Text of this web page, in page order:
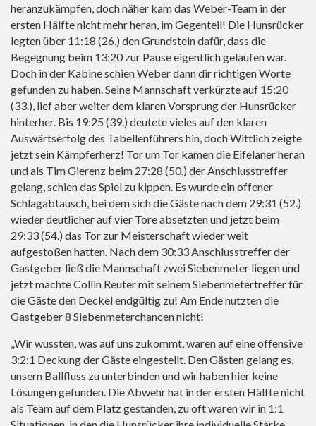
heranzukämpfen, doch näher kam das Weber-Team in der
ersten Hälfte nicht mehr heran, im Gegenteil! Die Hunsrücker
legten über 11:18 (26.) den Grundstein dafür, dass die
Begegnung beim 13:20 zur Pause eigentlich gelaufen war.
Doch in der Kabine schien Weber dann dir richtigen Worte
gefunden zu haben. Seine Mannschaft verkürzte auf 15:20
(33.), lief aber weiter dem klaren Vorsprung der Hunsrücker
hinterher. Bis 19:25 (39.) deutete vieles auf den klaren
Auswärtserfolg des Tabellenführers hin, doch Wittlich zeigte
jetzt sein Kämpferherz! Tor um Tor kamen die Eifelaner heran
und als Tim Gierenz beim 27:28 (50.) der Anschlusstreffer
gelang, schien das Spiel zu kippen. Es wurde ein offener
Schlagabtausch, bei dem sich die Gäste nach dem 29:31 (52.)
wieder deutlicher auf vier Tore absetzten und jetzt beim
29:33 (54.) das Tor zur Meisterschaft wieder weit
aufgestoßen hatten. Nach dem 30:33 Anschlusstreffer der
Gastgeber ließ die Mannschaft zwei Siebenmeter liegen und
jetzt machte Collin Reuter mit seinem Siebenmetertreffer für
die Gäste den Deckel endgültig zu! Am Ende nutzten die
Gastgeber 8 Siebenmeterchancen nicht!
„Wir wussten, was auf uns zukommt, waren auf eine offensive
3:2:1 Deckung der Gäste eingestellt. Den Gästen gelang es,
unsern Ballfluss zu unterbinden und wir haben hier keine
Lösungen gefunden. Die Abwehr hat in der ersten Hälfte nicht
als Team auf dem Platz gestanden, zu oft waren wir in 1:1